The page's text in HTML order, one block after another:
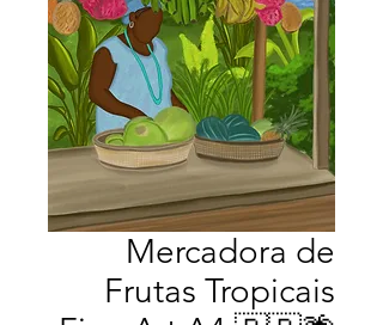
Mercadora de
Frutas Tropicais